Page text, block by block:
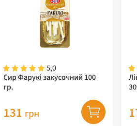
5,0
Сир Фарукі закусочний 100
гр.
131 грн